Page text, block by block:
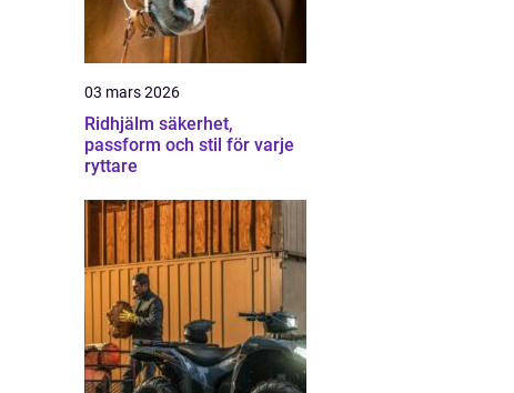
03 mars 2026
Ridhjälm säkerhet,
passform och stil för varje
ryttare